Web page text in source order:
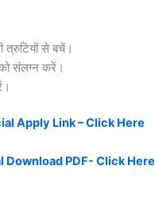
त्रुटियों से बचें।
संलग्न करें।
Apply Link – Click Here
Download PDF- Click Here